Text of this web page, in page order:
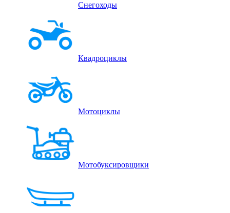
Снегоходы
Квадроциклы
Мотоциклы
Мотобуксировщики